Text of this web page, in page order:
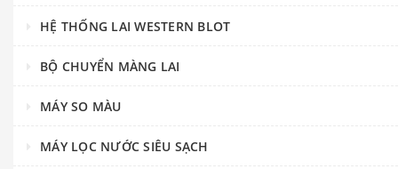
HỆ THỐNG LAI WESTERN BLOT
BỘ CHUYỂN MÀNG LAI
MÁY SO MÀU
MÁY LỌC NƯỚC SIÊU SẠCH